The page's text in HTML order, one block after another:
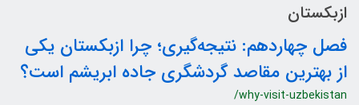
ازبکستان
فصل چهاردهم: نتیجه‌گیری؛ چرا ازبکستان یکی
از بهترین مقاصد گردشگری جاده ابریشم است؟
/why-visit-uzbekistan